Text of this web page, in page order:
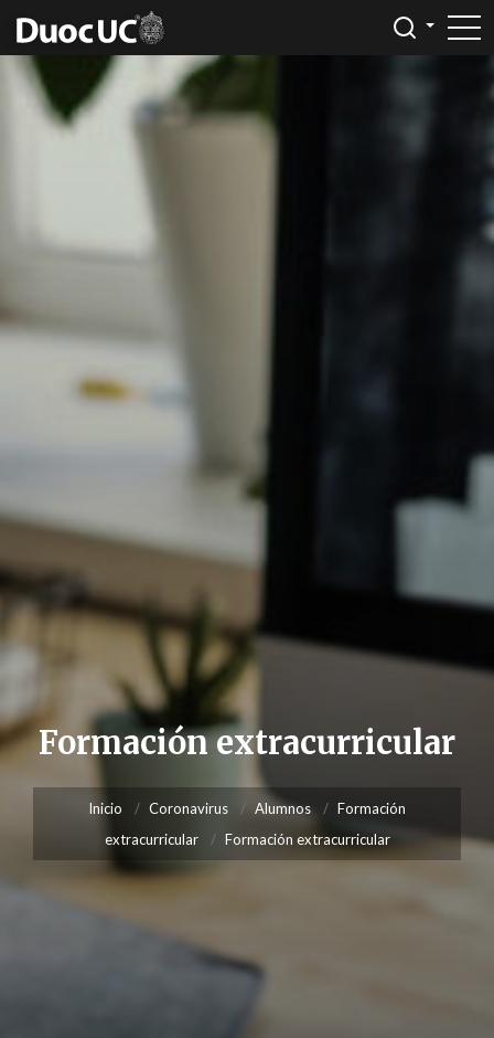
Formación extracurricular
Inicio Coronavirus Alumnos
Formación
extracurricular
Formación extracurricular